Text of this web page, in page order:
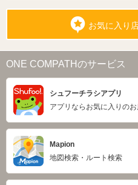
お気に入り
ONE COMPATHのサービス
シュフーチラシアプリ
アプリならお気に入りの
Mapion
地図検索・ルート検索